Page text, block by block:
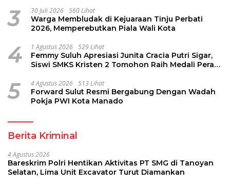
3 30 Juli 2026 560 Lihat
Warga Membludak di Kejuaraan Tinju Perbati
2026, Memperebutkan Piala Wali Kota
4 1 Agustus 2026 529 Lihat
Femmy Suluh Apresiasi Junita Cracia Putri Sigar,
Siswi SMKS Kristen 2 Tomohon Raih Medali Perak
5 4 Agustus 2026 513 Lihat
Forward Sulut Resmi Bergabung Dengan Wadah
Pokja PWI Kota Manado
Berita Kriminal
4 Agustus 2026
Bareskrim Polri Hentikan Aktivitas PT SMG di Tanoyan
Selatan, Lima Unit Excavator Turut Diamankan